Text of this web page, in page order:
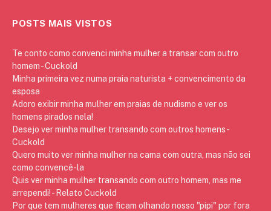
POSTS MAIS VISTOS
Te conto como convenci minha mulher a transar com outro
homem - Cuckold
Minha primeira vez numa praia naturista + convencimento da
esposa
Adoro exibir minha mulher em praias de nudismo e ver os
homens pirados nela!
Desejo ver minha mulher transando com outros homens -
Cuckold
Quero muito ver minha mulher na cama com outra, mas não sei
como convencê-la
Quis ver minha mulher transando com outro homem, mas me
arrependi! - Relato Cuckold
Por que tem mulheres que ficam olhando nosso "pipi" por fora